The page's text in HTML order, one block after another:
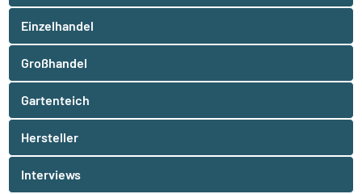
Einzelhandel
Großhandel
Gartenteich
Hersteller
Interviews